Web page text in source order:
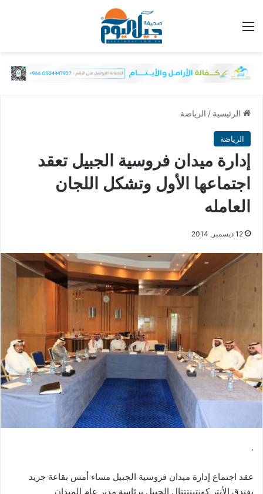
الرئيسية / الرياضة
الرياضة
إدارة ميدان فروسية الجبيل تعقد
اجتماعها الأول وتشكل اللجان
العامله
12 ديسمبر, 2014
.
عقد اجتماع إدارة ميدان فروسية الجبيل مساء أمس بقاعة جريد
بفندق الأنتر كونتينتتتال الجبيل برئاسة مدير عام الميدان